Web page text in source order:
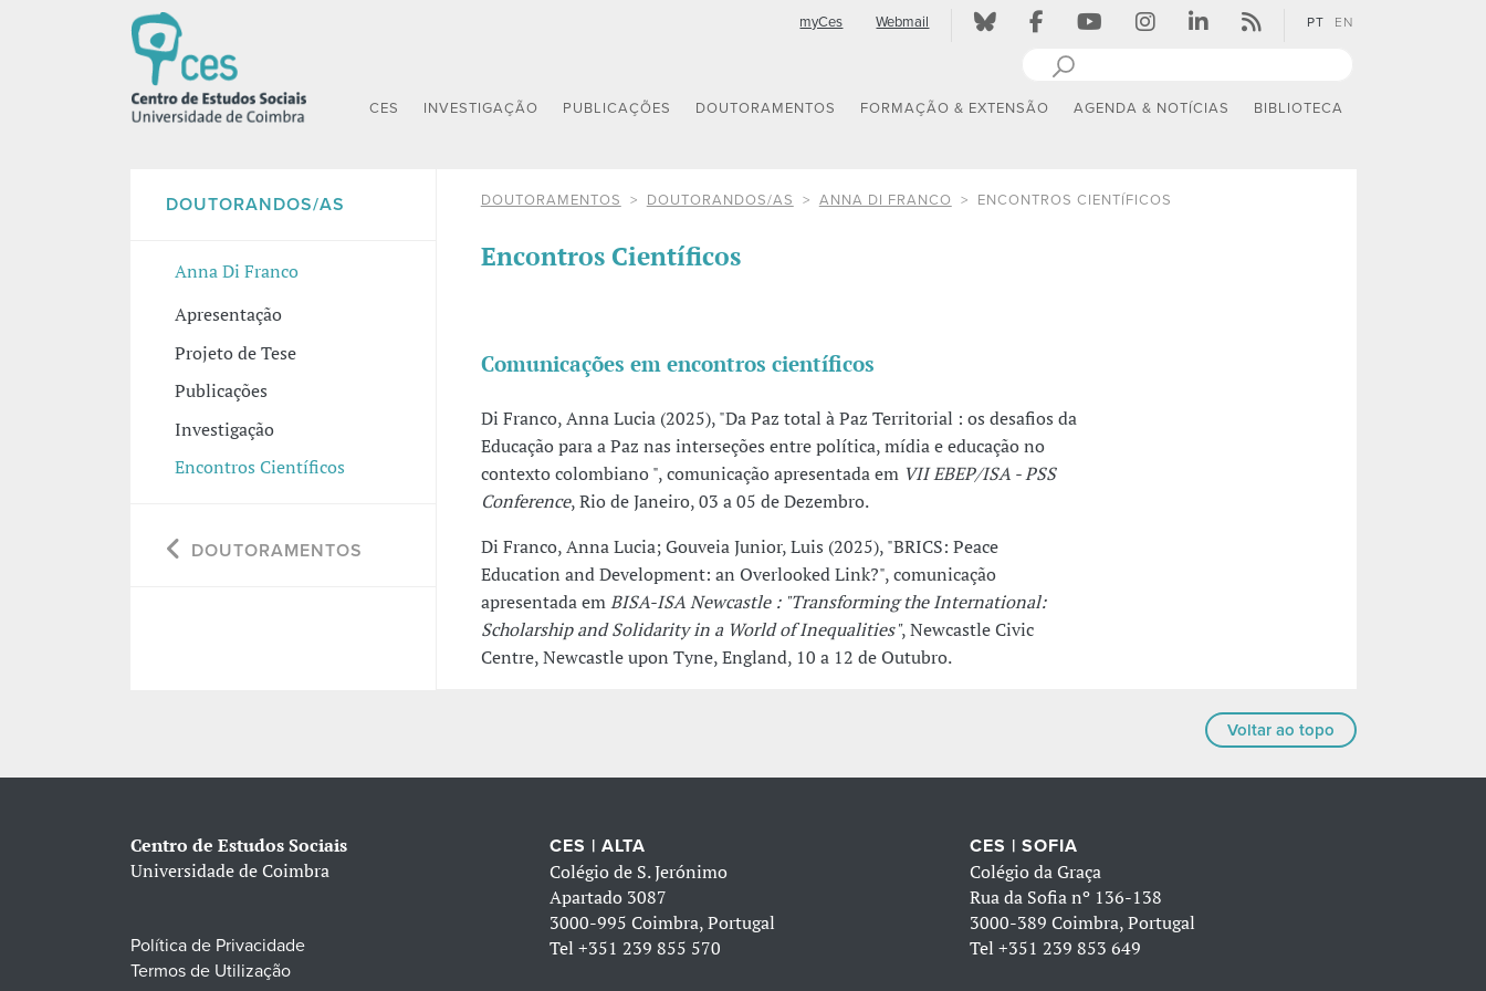
myCes Webmail PT EN
CES INVESTIGAÇÃO PUBLICAÇÕES DOUTORAMENTOS FORMAÇÃO & EXTENSÃO AGENDA & NOTÍCIAS BIBLIOTECA
DOUTORANDOS/AS
Anna Di Franco
Apresentação
Projeto de Tese
Publicações
Investigação
Encontros Científicos
DOUTORAMENTOS
DOUTORAMENTOS DOUTORANDOS/AS ANNA DI FRANCO ENCONTROS CIENTÍFICOS
Encontros Científicos
Comunicações em encontros científicos
Di Franco, Anna Lucia (2025), "Da Paz total à Paz Territorial : os desafios da
Educação para a Paz nas interseções entre política, mídia e educação no
contexto colombiano ", comunicação apresentada em VII EBEP/ISA - PSS
Conference, Rio de Janeiro, 03 a 05 de Dezembro.
Di Franco, Anna Lucia; Gouveia Junior, Luis (2025), "BRICS: Peace
Education and Development: an Overlooked Link?", comunicação
apresentada emBISA-ISA Newcastle : "Transforming the International:
Scholarship and Solidarity in a World of Inequalities", Newcastle Civic
Centre, Newcastle upon Tyne, England, 10 a 12 de Outubro.
Voltar ao topo
Centro de Estudos Sociais
Universidade de Coimbra
Política de Privacidade
Termos de Utilização
CES | ALTA
Colégio de S. Jerónimo
Apartado 3087
3000-995 Coimbra, Portugal
Tel+351 239 855 570
CES | SOFIA
Colégio da Graça
Rua da Sofia nº 136-138
3000-389 Coimbra, Portugal
Tel +351 239 853 649